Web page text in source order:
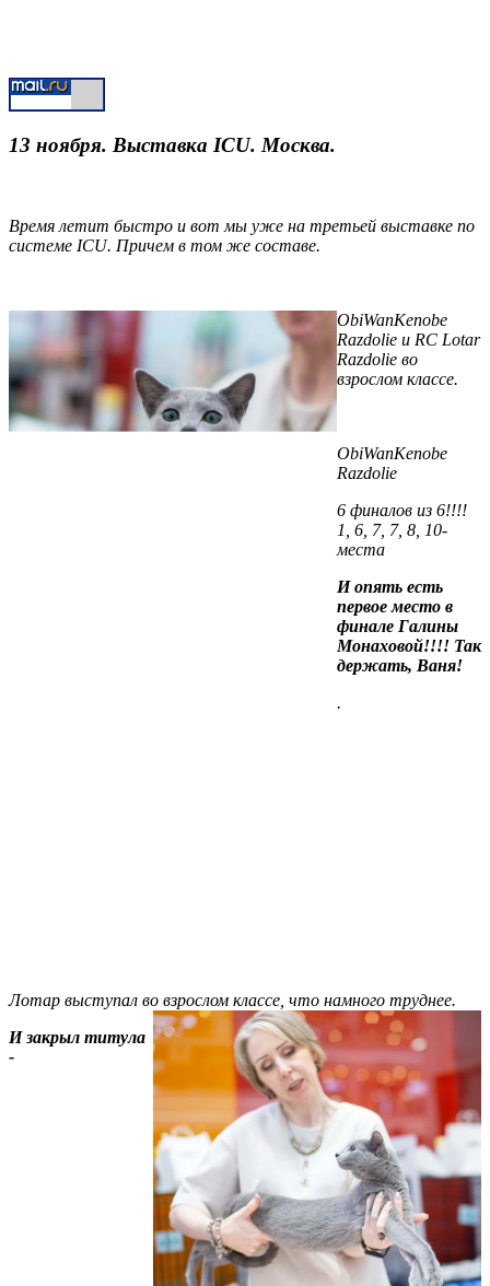
13 ноября. Выставка ICU. Москва.
Время летит быстро и вот мы уже на третьей выставке по
системе ICU. Причем в том же составе.
ObiWanKenobe
Razdolie и RC Lotar
Razdolie во
взрослом классе.
ObiWanKenobe
Razdolie
6 финалов из 6!!!!
1, 6, 7, 7, 8, 10-
места
И опять есть
первое место в
финале Галины
Монаховой!!!! Так
держать, Ваня!
.
Лотар выступал во взрослом классе, что намного труднее.
И закрыл титула
-